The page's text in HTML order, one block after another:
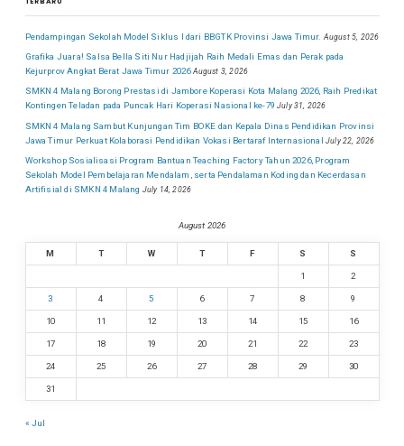
Pendampingan Sekolah Model Siklus I dari BBGTK Provinsi Jawa Timur. August 5, 2026
Grafika Juara! Salsa Bella Siti Nur Hadjijah Raih Medali Emas dan Perak pada
Kejurprov Angkat Berat Jawa Timur 2026 August 3, 2026
SMKN 4 Malang Borong Prestasi di Jambore Koperasi Kota Malang 2026, Raih Predikat
Kontingen Teladan pada Puncak Hari Koperasi Nasional ke-79 July 31, 2026
SMKN 4 Malang Sambut Kunjungan Tim BOKE dan Kepala Dinas Pendidikan Provinsi
Jawa Timur Perkuat Kolaborasi Pendidikan Vokasi Bertaraf Internasional July 22, 2026
Workshop Sosialisasi Program Bantuan Teaching Factory Tahun 2026, Program
Sekolah Model Pembelajaran Mendalam, serta Pendalaman Koding dan Kecerdasan
Artifisial di SMKN 4 Malang July 14, 2026
August 2026
M T W T F S S
1 2
3 4 5 6 7 8 9
10 11 12 13 14 15 16
17 18 19 20 21 22 23
24 25 26 27 28 29 30
31
« Jul